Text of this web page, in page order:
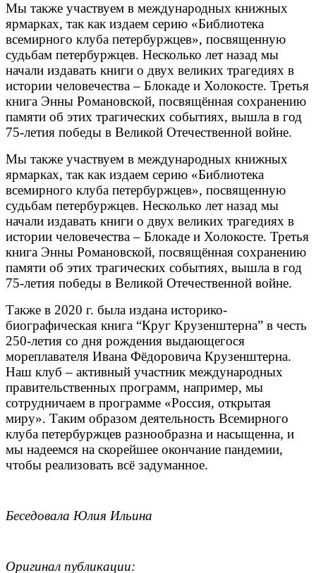
Мы также участвуем в международных книжных
ярмарках, так как издаем серию «Библиотека
всемирного клуба петербуржцев», посвященную
судьбам петербуржцев. Несколько лет назад мы
начали издавать книги о двух великих трагедиях в
истории человечества – Блокаде и Холокосте. Третья
книга Энны Романовской, посвящённая сохранению
памяти об этих трагических событиях, вышла в год
75-летия победы в Великой Отечественной войне.
Мы также участвуем в международных книжных
ярмарках, так как издаем серию «Библиотека
всемирного клуба петербуржцев», посвященную
судьбам петербуржцев. Несколько лет назад мы
начали издавать книги о двух великих трагедиях в
истории человечества – Блокаде и Холокосте. Третья
книга Энны Романовской, посвящённая сохранению
памяти об этих трагических событиях, вышла в год
75-летия победы в Великой Отечественной войне.
Также в 2020 г. была издана историко-
биографическая книга “Круг Крузенштерна” в честь
250-летия со дня рождения выдающегося
мореплавателя Ивана Фёдоровича Крузенштерна.
Наш клуб – активный участник международных
правительственных программ, например, мы
сотрудничаем в программе «Россия, открытая
миру». Таким образом деятельность Всемирного
клуба петербуржцев разнообразна и насыщенна, и
мы надеемся на скорейшее окончание пандемии,
чтобы реализовать всё задуманное.
Беседовала Юлия Ильина
Оригинал публикации: